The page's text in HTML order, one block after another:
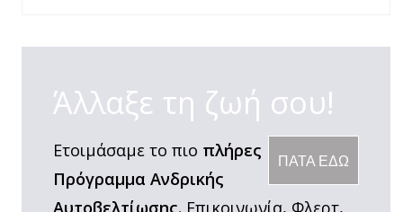
Άλλαξε τη ζωή σου!
ΠΑΤΑ ΕΔΩ
Ετοιμάσαμε το πιο πλήρες
Πρόγραμμα Ανδρικής